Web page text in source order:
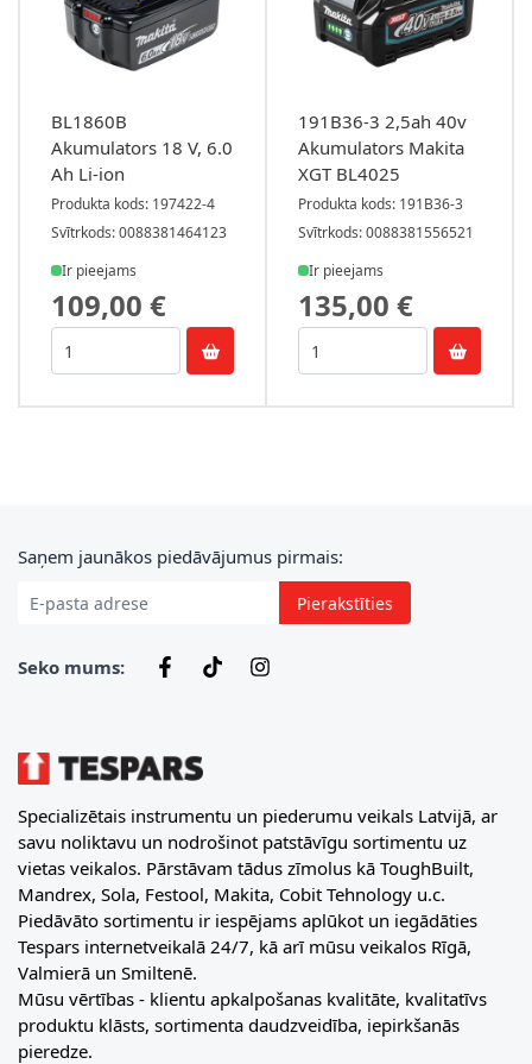
BL1860B
Akumulators 18 V, 6.0
Ah Li-ion
Produkta kods: 197422-4
Svītrkods: 0088381464123
Ir pieejams
109,00 €
191B36-3 2,5ah 40v
Akumulators Makita
XGT BL4025
Produkta kods: 191B36-3
Svītrkods: 0088381556521
Ir pieejams
135,00 €
E-pasta adrese
Saņem jaunākos piedāvājumus pirmais:
Pierakstīties
Seko mums:
Specializētais instrumentu un piederumu veikals Latvijā, ar
savu noliktavu un nodrošinot patstāvīgu sortimentu uz
vietas veikalos. Pārstāvam tādus zīmolus kā ToughBuilt,
Mandrex, Sola, Festool, Makita, Cobit Tehnology u.c.
Piedāvāto sortimentu ir iespējams aplūkot un iegādāties
Tespars internetveikalā 24/7, kā arī mūsu veikalos Rīgā,
Valmierā un Smiltenē.
Mūsu vērtības - klientu apkalpošanas kvalitāte, kvalitatīvs
produktu klāsts, sortimenta daudzveidība, iepirkšanās
pieredze.